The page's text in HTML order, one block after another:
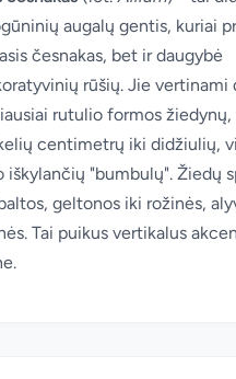
augalų gentis, kuriai
česnakas, bet ir daugybė
rūšių. Jie vertinami
rutulio formos žiedynų,
centimetrų iki didžiulių,
iškylančių "bumbulų". Žiedų
geltonos iki rožinės,
Tai puikus vertikalus